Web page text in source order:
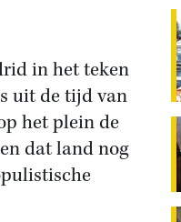
in het teken
uit de tijd van
het plein de
dat land nog